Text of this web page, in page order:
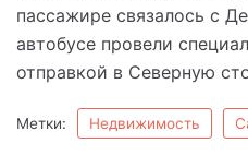
пассажире связалось с
автобусе провели
отправкой в Северную
Метки: Недвижимость